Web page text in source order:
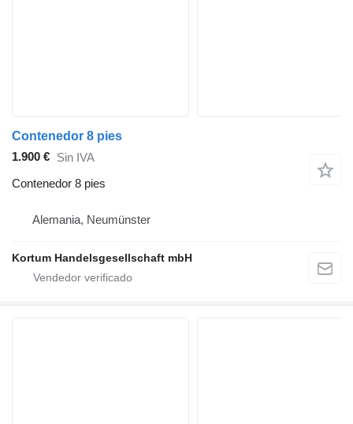
Contenedor 8 pies
1.900 € Sin IVA
Contenedor 8 pies
Alemania, Neumünster
Kortum Handelsgesellschaft mbH